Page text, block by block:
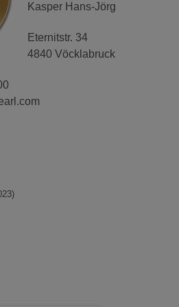
Kasper Hans-Jörg
Eternitstr. 34
4840 Vöcklabruck